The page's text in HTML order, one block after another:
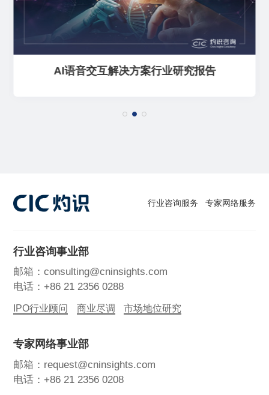
全球线上汽车零部件行业报告大纲
行业咨询服务 专家网络服务
行业咨询事业部
邮箱：consulting@cninsights.com
电话：+86 21 2356 0288
IPO行业顾问 商业尽调 市场地位研究
专家网络事业部
邮箱：request@cninsights.com
电话：+86 21 2356 0208